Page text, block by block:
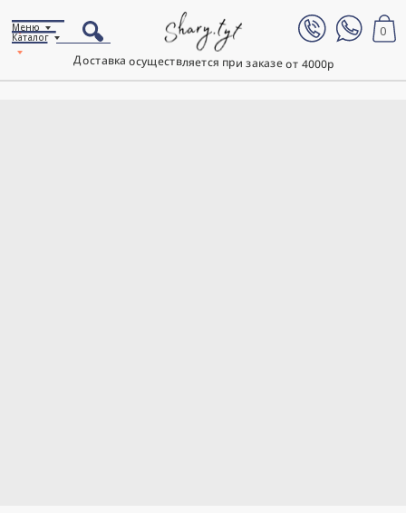
Доставка осуществляется при заказе от 4000р
0
Каталог
Меню